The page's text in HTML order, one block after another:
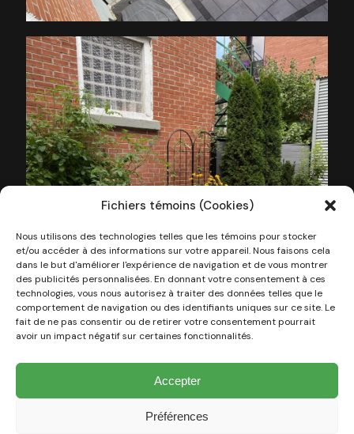
Fichiers témoins (Cookies)
Nous utilisons des technologies telles que les témoins pour stocker
et/ou accéder à des informations sur votre appareil. Nous faisons cela
dans le but d'améliorer l'expérience de navigation et de vous montrer
des publicités personnalisées. En donnant votre consentement à ces
technologies, vous nous autorisez à traiter des données telles que le
comportement de navigation ou des identifiants uniques sur ce site. Le
fait de ne pas consentir ou de retirer votre consentement pourrait
avoir un impact négatif sur certaines fonctionnalités.
Accepter
Préférences